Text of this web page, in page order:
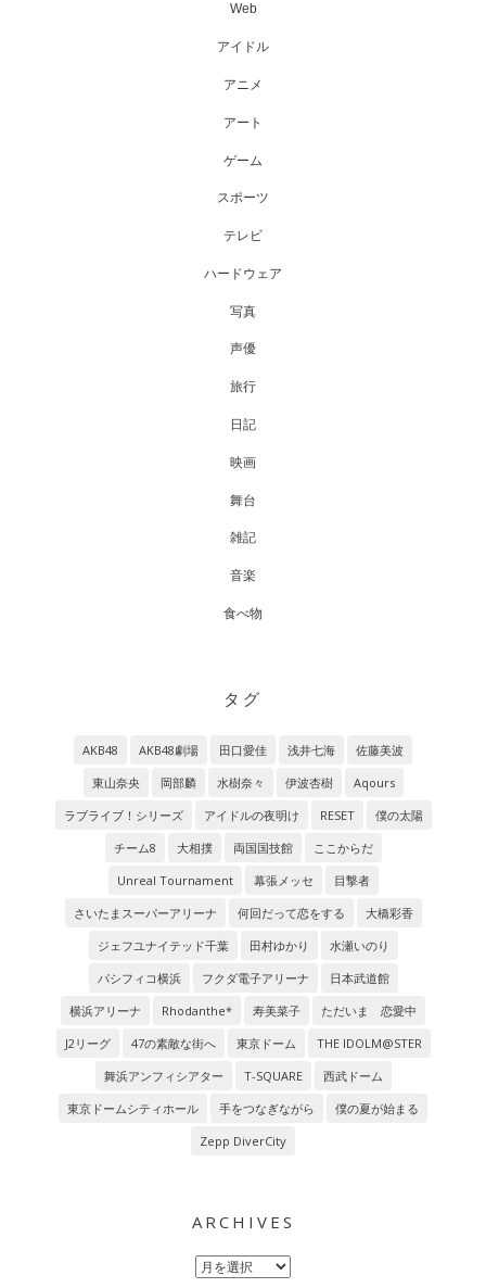
Web
アイドル
アニメ
アート
ゲーム
スポーツ
テレビ
ハードウェア
写真
声優
旅行
日記
映画
舞台
雑記
音楽
食べ物
タグ
AKB48 AKB48劇場 田口愛佳 浅井七海
佐藤美波
東山奈央
岡部麟 水樹奈々 伊波杏樹
Aqours
ラブライブ！シリーズ
アイドルの夜明け RESET
僕の太陽
チーム8
大相撲 両国国技館
ここからだ
Unreal Tournament
幕張メッセ
目撃者
さいたまスーパーアリーナ
何回だって恋をする
大橋彩香
ジェフユナイテッド千葉
田村ゆかり
水瀬いのり
パシフィコ横浜
フクダ電子アリーナ
日本武道館
横浜アリーナ
Rhodanthe* 寿美菜子
ただいま 恋愛中
J2リーグ
47の素敵な街へ 東京ドーム
THE IDOLM@STER
舞浜アンフィシアター
T-SQUARE
西武ドーム
東京ドームシティホール
手をつなぎながら
僕の夏が始まる
Zepp DiverCity
ARCHIVES
Archives